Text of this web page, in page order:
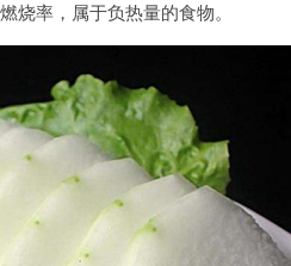
烧率，属于负热量的食物。